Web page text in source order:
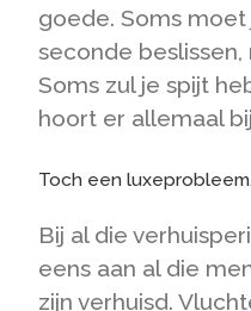
goede. Soms
seconde
Soms zul je spijt
hoort er allemaal
Toch een
Bij al die
eens aan al die
zijn verhuisd.